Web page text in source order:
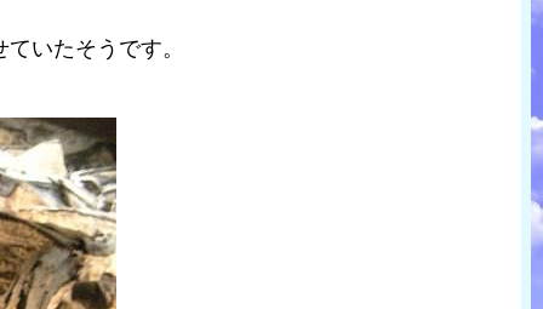
いたそうです。